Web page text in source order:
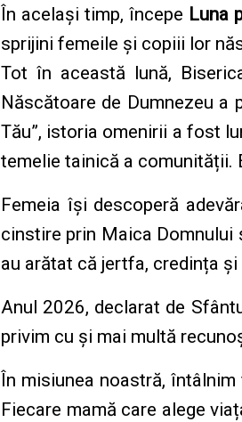
În același timp, începe Luna
sprijini femeile și copiii lor
Tot în această lună,
Născătoare de Dumnezeu a
Tău”, istoria omenirii a fost
temelie tainică a comunității.
Femeia își descoperă
cinstire prin Maica
au arătat că jertfa, credința
Anul 2026, declarat de
privim cu și mai multă
În misiunea noastră,
Fiecare mamă care alege